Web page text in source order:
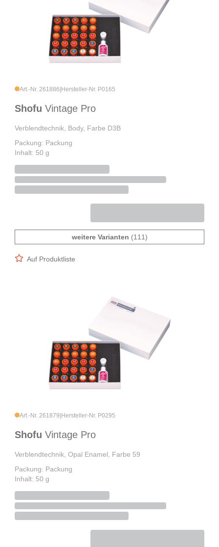
Art.-Nr. 261886 Hersteller-Nr. P0165
Shofu Vintage Pro
Verblendtechnik, Body, Farbe D3B
Packung: Packung
Inhalt: 50 g
weitere Varianten (111)
Auf Produktliste
Art.-Nr. 261879 Hersteller-Nr. P0295
Shofu Vintage Pro
Verblendtechnik, Opal Enamel, Farbe 59
Packung: Packung
Inhalt: 50 g